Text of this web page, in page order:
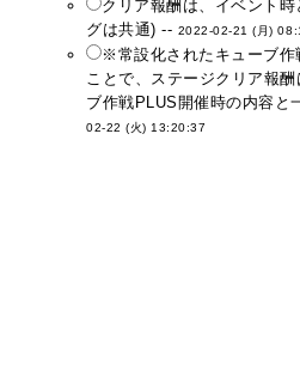
クリア報酬は、イベント
グは共通) -- 2022-02-21 (月)
※常設化されたキューブ作
ことで、ステージクリア報
ブ作戦PLUS開催時の内容
02-22 (火) 13:20:37